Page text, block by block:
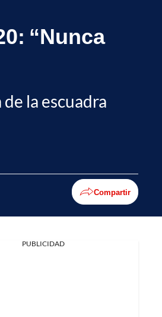
“Nunca
la escuadra
Compartir
PUBLICIDAD